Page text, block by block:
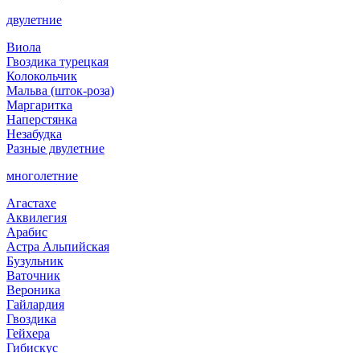
двулетние
Виола
Гвоздика турецкая
Колокольчик
Мальва (шток-роза)
Маргаритка
Наперстянка
Незабудка
Разные двулетние
многолетние
Агастахе
Аквилегия
Арабис
Астра Альпийская
Бузульник
Ваточник
Вероника
Гайлардия
Гвоздика
Гейхера
Гибискус